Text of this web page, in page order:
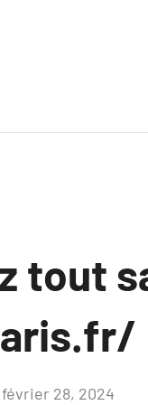
tout
février 28, 2024